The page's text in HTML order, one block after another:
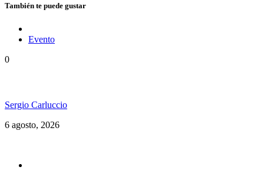
También te puede gustar
Evento
0
Sergio Carluccio
6 agosto, 2026